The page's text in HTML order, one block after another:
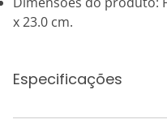
x 23.0 cm.
Especificações